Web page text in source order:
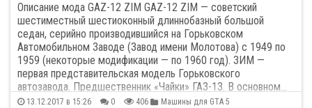
Koenigsegg7
Lamborghini 78
Land Rover25
Описание мода GAZ-12 ZIM GAZ-12 ZIM — советский
шестиместный шестиоконный длиннобазный большой
седан, серийно производившийся на Горьковском
Автомобильном Заводе (Завод имени Молотова) с 1949 по
1959 (некоторые модификации — по 1960 год). ЗИМ —
первая представительская модель Горьковского
автозавода. Предшественник «Чайки» ГАЗ-13. В основном…
13.12.2017 в 15:26 0 406 Машины для GTA 5